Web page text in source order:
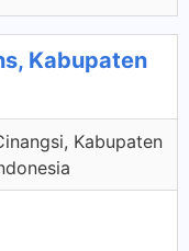
Kabupaten
Kabupaten